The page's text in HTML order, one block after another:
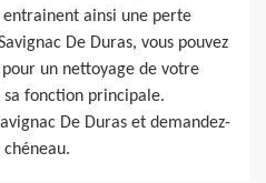
ainsi une perte
De Duras, vous pouvez
un nettoyage de votre
sa fonction principale.
De Duras et demandez-